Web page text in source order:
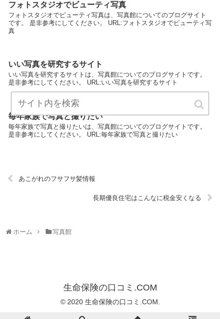
フォトスタジオでビューティ写真
フォトスタジオでビューティ写真は、写真館についてのブログサイト
です。 是非参考にしてください。 URL:フォトスタジオでビューティ写
真
いい写真を研究するサイト
いい写真を研究するサイトは、写真館についてのブログサイトです。
是非参考にしてください。 URL:いい写真を研究するサイト
毎年家族で写真と撮りたい
毎年家族で写真と撮りたいは、写真館についてのブログサイトです。
是非参考にしてください。 URL:毎年家族で写真と撮りたい
あこがれのフサフサ髪情報
長期優良住宅はこんなに税金安くなる
ホーム 写真館
生命保険の口コミ.COM
© 2020 生命保険の口コミ.COM.